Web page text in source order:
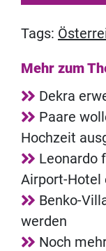
Tags:
Mehr zum
Dekra
Paare
Hochzeit
Leonardo
Airport-Hotel
Benko-
werden
Noch